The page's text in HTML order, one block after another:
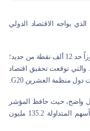
يواجه الاقتصاد الدولي
ووصل مؤشر سوق الأسهم السعودية عند أعلى نقطة، متجاوزاً حد 12 ألف نقطة من جديد؛
والتي توقعت تحقيق اقتصاد
واضح، حيث حافظ المؤشر
المحلي على صعوده بتحقيقه ارتفاعاً 0.74%، كما بلغت الأسهم المتداولة 135.2 مليون